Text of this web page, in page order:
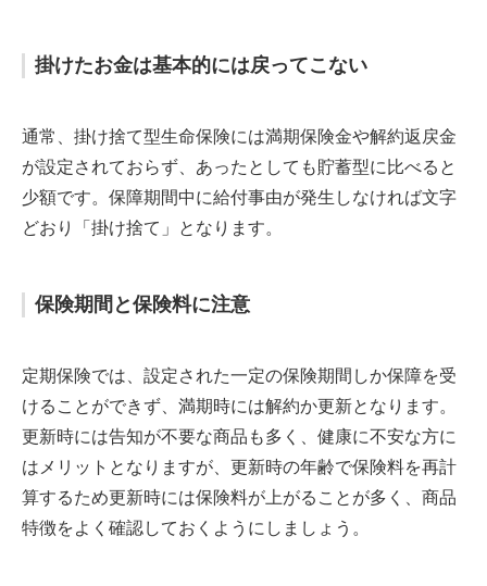
掛けたお金は基本的には戻ってこない
通常、掛け捨て型生命保険には満期保険金や解約返戻金
が設定されておらず、あったとしても貯蓄型に比べると
少額です。保障期間中に給付事由が発生しなければ文字
どおり「掛け捨て」となります。
保険期間と保険料に注意
定期保険では、設定された一定の保険期間しか保障を受
けることができず、満期時には解約か更新となります。
更新時には告知が不要な商品も多く、健康に不安な方に
はメリットとなりますが、更新時の年齢で保険料を再計
算するため更新時には保険料が上がることが多く、商品
特徴をよく確認しておくようにしましょう。